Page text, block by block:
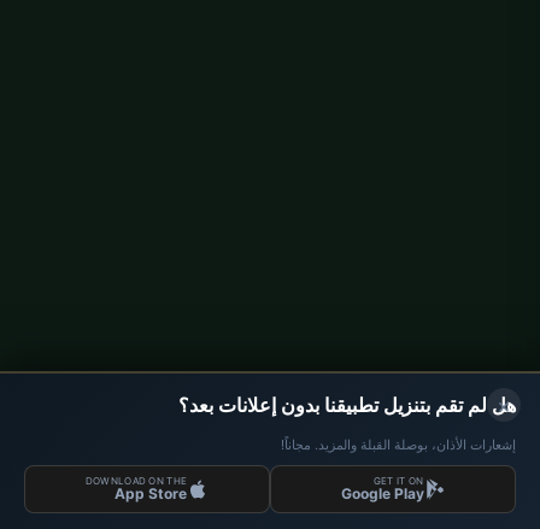
البيانات: İslam Toplumu Millî Görüş (IGMG) | مواقيت الصلاة © 2026
×
هل لم تقم بتنزيل تطبيقنا بدون إعلانات بعد؟
إشعارات الأذان، بوصلة القبلة والمزيد. مجاناً!
GET IT ON
Google Play
DOWNLOAD ON THE
App Store